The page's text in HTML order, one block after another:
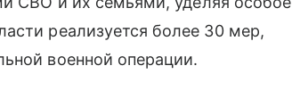
реализуется более 30 мер,
военной операции.